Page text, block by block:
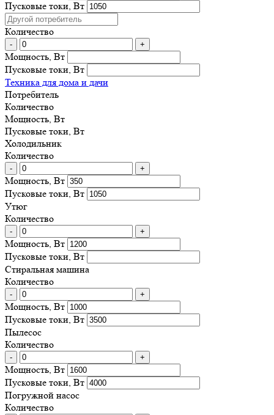
Пусковые токи, Вт
Количество
- +
Мощность, Вт
Пусковые токи, Вт
Техника для дома и дачи
Потребитель
Количество
Мощность, Вт
Пусковые токи, Вт
Холодильник
Количество
- +
Мощность, Вт
Пусковые токи, Вт
Утюг
Количество
- +
Мощность, Вт
Пусковые токи, Вт
Стиральная машина
Количество
- +
Мощность, Вт
Пусковые токи, Вт
Пылесос
Количество
- +
Мощность, Вт
Пусковые токи, Вт
Погружной насос
Количество